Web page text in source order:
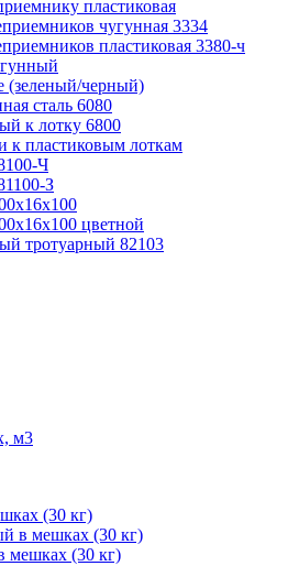
пластиковая
чугунная 3334
пластиковая 3380-ч
(зеленый/черный)
сталь 6080
к лотку 6800
к пластиковым лоткам
Ч
З
цветной
тротуарный 82103
м3
(30 кг)
в мешках (30 кг)
мешках (30 кг)